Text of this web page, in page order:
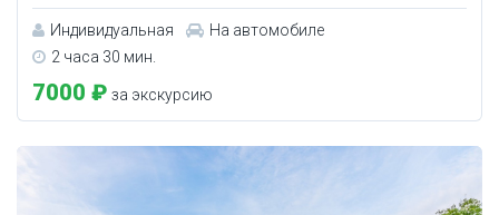
Индивидуальная
На автомобиле
2 часа 30 мин.
7000 ₽ за экскурсию